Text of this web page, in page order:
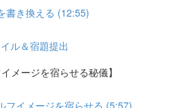
書き換える (12:55)
ル＆宿題提出
メージを宿らせる秘儀】
イメージを宿らせる (5:57)